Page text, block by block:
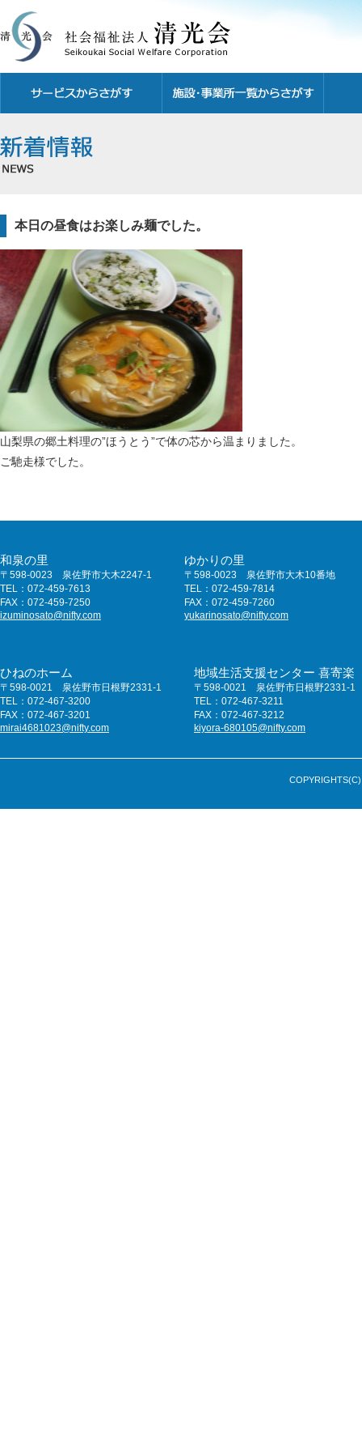
本日の昼食はお楽しみ麺でした。
山梨県の郷土料理の”ほうとう”で体の芯から温まりました。
ご馳走様でした。
和泉の里
〒598-0023 泉佐野市大木2247-1
TEL：072-459-7613
FAX：072-459-7250
izuminosato@nifty.com
ゆかりの里
〒598-0023 泉佐野市大木10番地
TEL：072-459-7814
FAX：072-459-7260
yukarinosato@nifty.com
ひねのホーム
〒598-0021 泉佐野市日根野2331-1
TEL：072-467-3200
FAX：072-467-3201
mirai4681023@nifty.com
地域生活支援センター 喜寄楽
〒598-0021 泉佐野市日根野2331-1
TEL：072-467-3211
FAX：072-467-3212
kiyora-680105@nifty.com